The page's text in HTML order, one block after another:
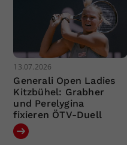
13.07.2026
Generali Open Ladies
Kitzbühel: Grabher
und Perelygina
fixieren ÖTV-Duell